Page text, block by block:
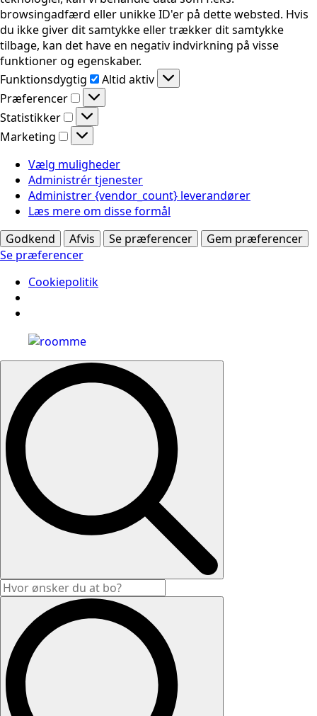
browsingadfærd eller unikke ID'er på dette websted. Hvis
du ikke giver dit samtykke eller trækker dit samtykke
tilbage, kan det have en negativ indvirkning på visse
funktioner og egenskaber.
Funktionsdygtig
Funktionsdygtig
Altid aktiv
Præferencer
Præferencer
Statistikker
Statistikker
Marketing
Marketing
Vælg muligheder
Administrér tjenester
Administrer {vendor_count} leverandører
Læs mere om disse formål
Godkend
Afvis Se præferencer
Gem præferencer
Se præferencer
Cookiepolitik
Search